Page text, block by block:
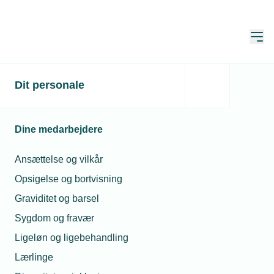
Dit personale
Dine medarbejdere
Ansættelse og vilkår
Opsigelse og bortvisning
Graviditet og barsel
Sygdom og fravær
Ligeløn og ligebehandling
Lærlinge
Indkaldelse til ordinær
Arbejdsgiverne
Sydsjælland & Øerne
Indkaldelse til ordinær
generalforsamling - med underholdning
og overnatning